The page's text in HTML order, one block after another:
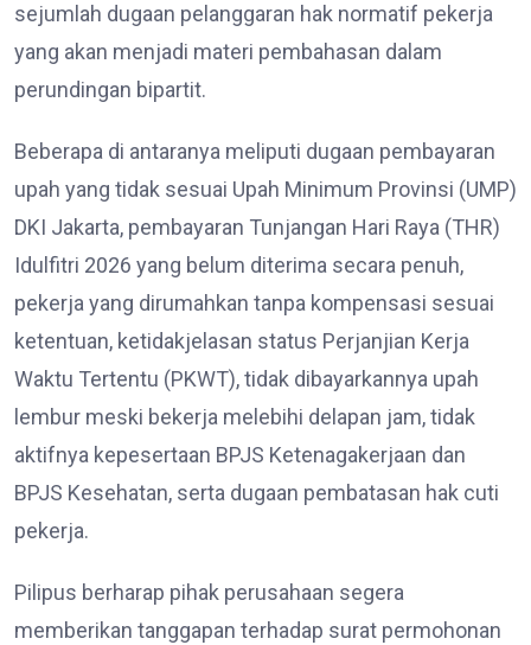
sejumlah dugaan pelanggaran hak normatif pekerja
yang akan menjadi materi pembahasan dalam
perundingan bipartit.
Beberapa di antaranya meliputi dugaan pembayaran
upah yang tidak sesuai Upah Minimum Provinsi (UMP)
DKI Jakarta, pembayaran Tunjangan Hari Raya (THR)
Idulfitri 2026 yang belum diterima secara penuh,
pekerja yang dirumahkan tanpa kompensasi sesuai
ketentuan, ketidakjelasan status Perjanjian Kerja
Waktu Tertentu (PKWT), tidak dibayarkannya upah
lembur meski bekerja melebihi delapan jam, tidak
aktifnya kepesertaan BPJS Ketenagakerjaan dan
BPJS Kesehatan, serta dugaan pembatasan hak cuti
pekerja.
Pilipus berharap pihak perusahaan segera
memberikan tanggapan terhadap surat permohonan